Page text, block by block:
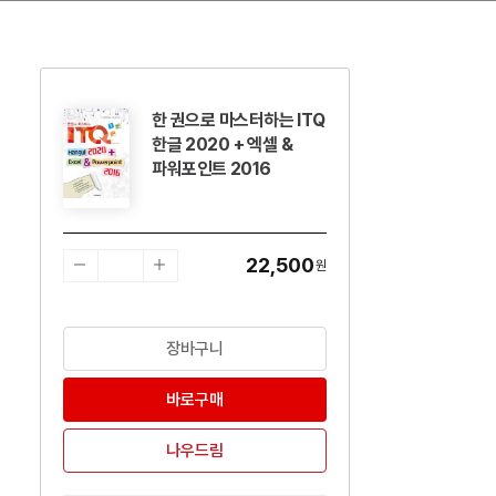
한 권으로 마스터하는 ITQ
한글 2020 + 엑셀 &
파워포인트 2016
22,500원
장바구니
바로구매
나우드림